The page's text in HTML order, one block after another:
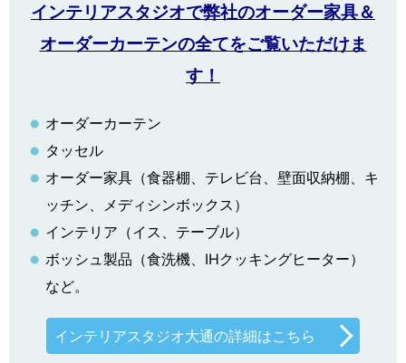
インテリアスタジオで弊社のオーダー家具＆
オーダーカーテンの全てをご覧いただけま
す！
オーダーカーテン
タッセル
オーダー家具（食器棚、テレビ台、壁面収納棚、キ
ッチン、メディシンボックス）
インテリア（イス、テーブル）
ボッシュ製品（食洗機、IHクッキングヒーター）
など。
インテリアスタジオ大通の詳細はこちら